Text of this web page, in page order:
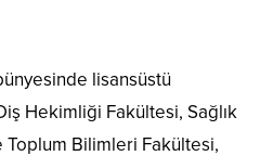
lisansüstü
Hekimliği Fakültesi, Sağlık
Bilimleri Fakültesi,